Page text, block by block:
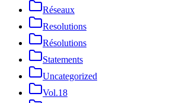
Réseaux
Resolutions
Résolutions
Statements
Uncategorized
Vol.18